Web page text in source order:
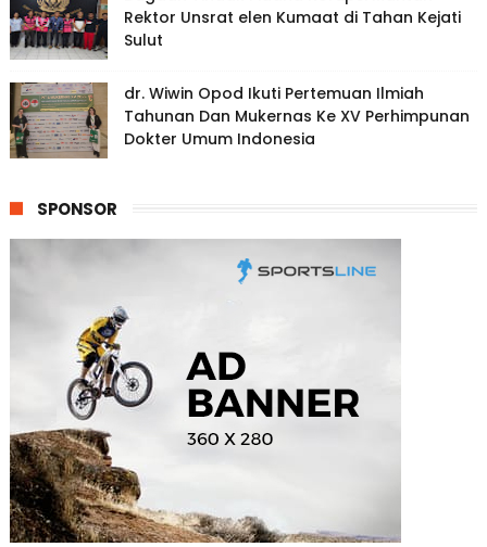
Rektor Unsrat elen Kumaat di Tahan Kejati
Sulut
dr. Wiwin Opod Ikuti Pertemuan Ilmiah
Tahunan Dan Mukernas Ke XV Perhimpunan
Dokter Umum Indonesia
SPONSOR